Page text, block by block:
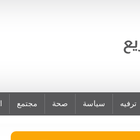
ترفيه سياسة صحة مجتمع